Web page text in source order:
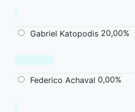
Gabriel Katopodis 20,00%
Federico Achaval 0,00%